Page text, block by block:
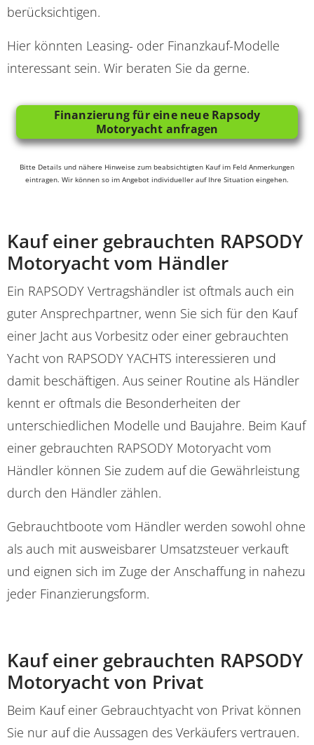
berücksichtigen.
Hier könnten Leasing- oder Finanzkauf-Modelle
interessant sein. Wir beraten Sie da gerne.
Finanzierung für eine neue Rapsody
Motoryacht anfragen
Bitte Details und nähere Hinweise zum beabsichtigten Kauf im Feld Anmerkungen
eintragen. Wir können so im Angebot individueller auf Ihre Situation eingehen.
Kauf einer gebrauchten RAPSODY
Motoryacht vom Händler
Ein RAPSODY Vertragshändler ist oftmals auch ein
guter Ansprechpartner, wenn Sie sich für den Kauf
einer Jacht aus Vorbesitz oder einer gebrauchten
Yacht von RAPSODY YACHTS interessieren und
damit beschäftigen. Aus seiner Routine als Händler
kennt er oftmals die Besonderheiten der
unterschiedlichen Modelle und Baujahre. Beim Kauf
einer gebrauchten RAPSODY Motoryacht vom
Händler können Sie zudem auf die Gewährleistung
durch den Händler zählen.
Gebrauchtboote vom Händler werden sowohl ohne
als auch mit ausweisbarer Umsatzsteuer verkauft
und eignen sich im Zuge der Anschaffung in nahezu
jeder Finanzierungsform.
Kauf einer gebrauchten RAPSODY
Motoryacht von Privat
Beim Kauf einer Gebrauchtyacht von Privat können
Sie nur auf die Aussagen des Verkäufers vertrauen.